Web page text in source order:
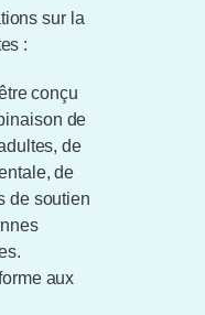
sur la
:
conçu
de
de
de
de soutien
aux